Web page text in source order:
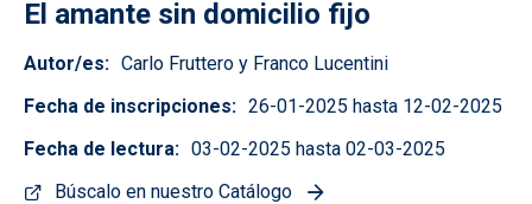
El amante sin domicilio fijo
Autor/es
Carlo Fruttero y Franco Lucentini
Fecha de inscripciones
26-01-2025 hasta 12-02-2025
Fecha de lectura
03-02-2025 hasta 02-03-2025
Búscalo en nuestro Catálogo